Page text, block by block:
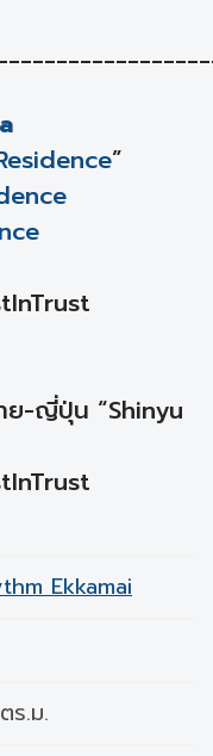
”
ย-ญี่ปุ่น “Shinyu
Ekkamai
ร.ม.